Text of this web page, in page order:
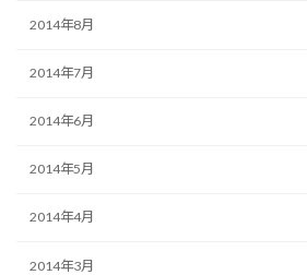
2014年8月
2014年7月
2014年6月
2014年5月
2014年4月
2014年3月